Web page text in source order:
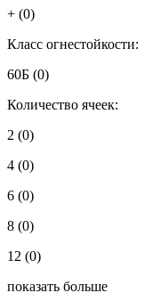
+ (0)
Класс огнестойкости:
60Б (0)
Количество ячеек:
2 (0)
4 (0)
6 (0)
8 (0)
12 (0)
показать больше